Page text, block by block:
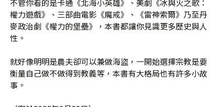
不管你看的是卡通《北海小英雄》、美劇《冰與火之歌：
權力遊戲》、三部曲電影《魔戒》、《雷神索爾》乃至丹
麥政治劇《權力的堡壘》，本書都讓你見識更多歷史與人
性。
就好像明明是農夫卻可以兼做海盜，一開始選擇宗教是要
衡量自己做不做得到教義等，本書有大格局也有許多小故
事。